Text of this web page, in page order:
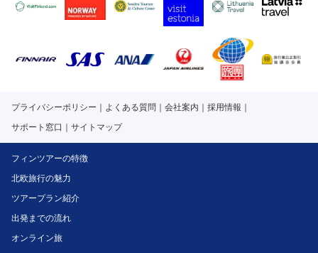
プライバシーポリシー よくある質問 会社案内
採用情報
サポート窓口
サイトマップ
フィンツアーの特徴
北欧旅行の魅力
ツアープラン紹介
出発までの流れ
オンライン旅